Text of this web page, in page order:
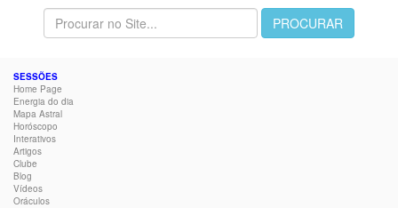
SESSÕES
Home Page
Energia do dia
Mapa Astral
Horóscopo
Interativos
Artigos
Clube
Blog
Vídeos
Oráculos